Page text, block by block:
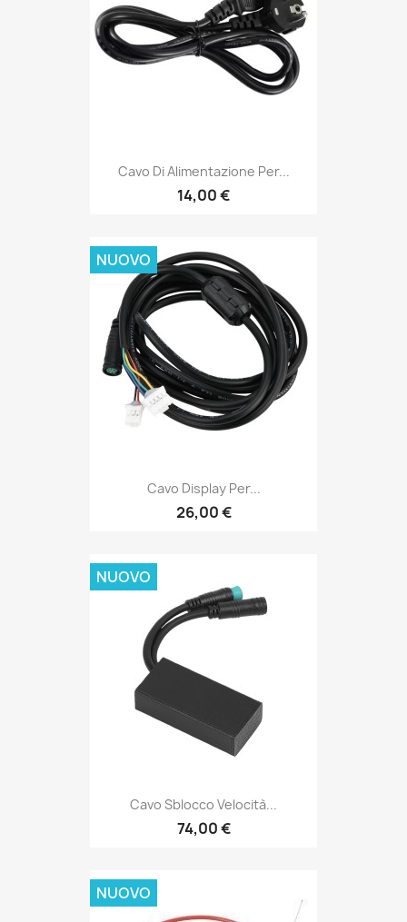
Cavo Di Alimentazione Per...
14,00 €
Cavo Display Per...
26,00 €
NUOVO
Cavo Sblocco Velocità...
74,00 €
NUOVO
NUOVO